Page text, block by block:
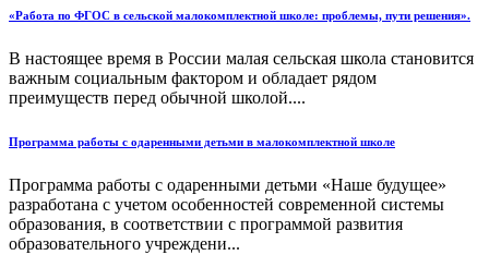
«Работа по ФГОС в сельской малокомплектной школе: проблемы, пути решения».
В настоящее время в России малая сельская школа становится
важным социальным фактором и обладает рядом
преимуществ перед обычной школой....
Программа работы с одаренными детьми в малокомплектной школе
Программа работы с одаренными детьми «Наше будущее»
разработана с учетом особенностей современной системы
образования, в соответствии с программой развития
образовательного учреждени...